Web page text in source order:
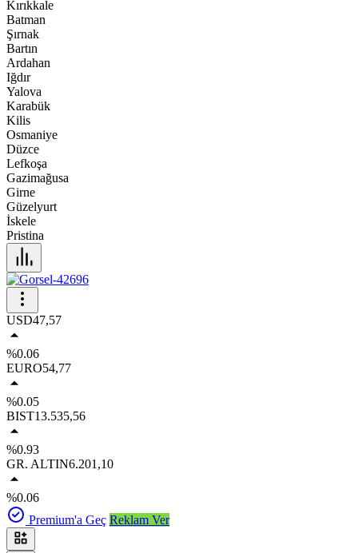
Kırıkkale
Batman
Şırnak
Bartın
Ardahan
Iğdır
Yalova
Karabük
Kilis
Osmaniye
Düzce
Lefkoşa
Gazimağusa
Girne
Güzelyurt
İskele
Pristina
USD47,57
%0.06
EURO54,77
%0.05
BIST13.535,56
%0.93
GR. ALTIN6.201,10
%0.06
Premium'a Geç Reklam Ver